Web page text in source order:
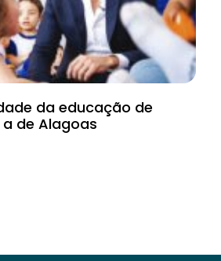
da educação de
de Alagoas